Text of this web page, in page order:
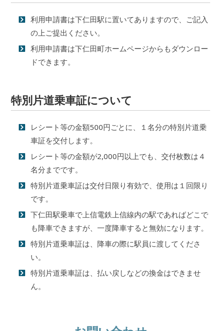
利用申請書は下仁田駅に置いてありますので、ご記入
の上ご提出ください。
利用申請書は下仁田町ホームページからもダウンロー
ドできます。
特別片道乗車証について
レシート等の金額500円ごとに、１名分の特別片道乗
車証を交付します。
レシート等の金額が2,000円以上でも、交付枚数は４
名分までです。
特別片道乗車証は交付日限り有効で、使用は１回限り
です。
下仁田駅乗車で上信電鉄上信線内の駅であればどこで
も降車できますが、一度降車すると無効になります。
特別片道乗車証は、降車の際に駅員に渡してくださ
い。
特別片道乗車証は、払い戻しなどの換金はできませ
ん。